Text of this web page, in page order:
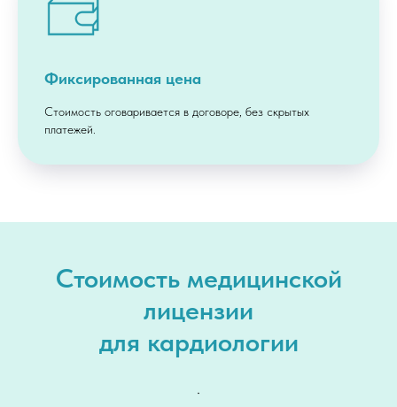
Фиксированная цена
Стоимость оговаривается в договоре, без скрытых
платежей.
Стоимость медицинской
лицензии
для кардиологии
.